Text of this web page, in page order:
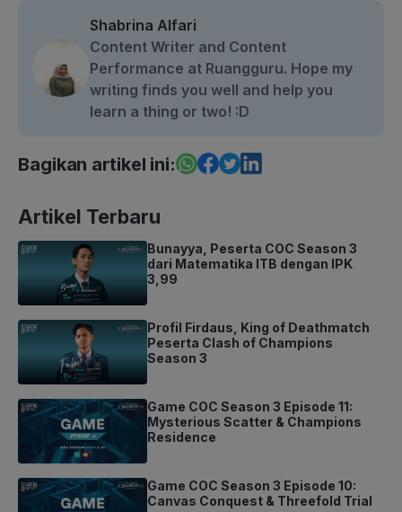
Shabrina Alfari
Content Writer and Content
Performance at Ruangguru. Hope my
writing finds you well and help you
learn a thing or two! :D
Bagikan artikel ini:
Artikel Terbaru
Bunayya, Peserta COC Season 3
dari Matematika ITB dengan IPK
3,99
Profil Firdaus, King of Deathmatch
Peserta Clash of Champions
Season 3
Game COC Season 3 Episode 11:
Mysterious Scatter & Champions
Residence
Game COC Season 3 Episode 10:
Canvas Conquest & Threefold Trial